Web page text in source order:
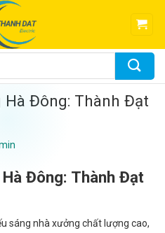
Hà Đông: Thành Đạt
Đông: Thành Đạt
sáng nhà xưởng chất lượng cao,